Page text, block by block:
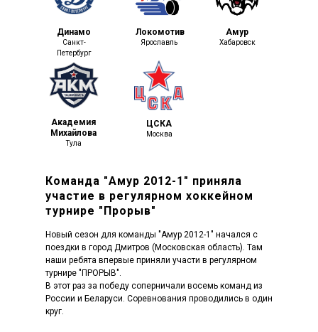
Динамо Локомотив Амур
Ярославль
Санкт-
Петербург
Хабаровск
Академия
Михайлова
Тула
ЦСКА
Москва
Команда "Амур 2012-1" приняла
участие в регулярном хоккейном
турнире "Прорыв"
Новый сезон для команды "Амур 2012-1" начался с
поездки в город Дмитров (Московская область). Там
наши ребята впервые приняли участи в регулярном
турнире "ПРОРЫВ".
В этот раз за победу соперничали восемь команд из
России и Беларуси. Соревнования проводились в один
круг.